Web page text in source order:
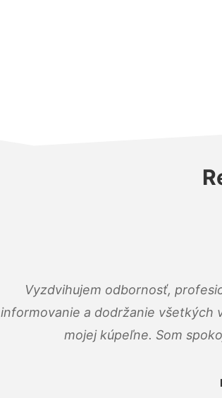
Vyzdvihujem odbornosť,
informovanie a dodržanie všetkých
mojej kúpeľne. Som